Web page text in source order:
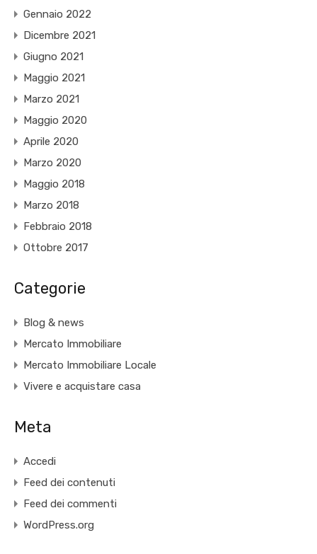
Gennaio 2022
Dicembre 2021
Giugno 2021
Maggio 2021
Marzo 2021
Maggio 2020
Aprile 2020
Marzo 2020
Maggio 2018
Marzo 2018
Febbraio 2018
Ottobre 2017
Categorie
Blog & news
Mercato Immobiliare
Mercato Immobiliare Locale
Vivere e acquistare casa
Meta
Accedi
Feed dei contenuti
Feed dei commenti
WordPress.org